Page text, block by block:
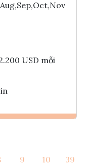
USD mỗi
Interlink 9 10 39